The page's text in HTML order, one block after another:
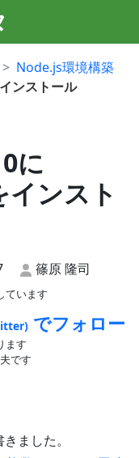
Node.js環境構築
ンストール
に
ンスト
篠原 隆司
ています
でフォロー
ます
です
ました。